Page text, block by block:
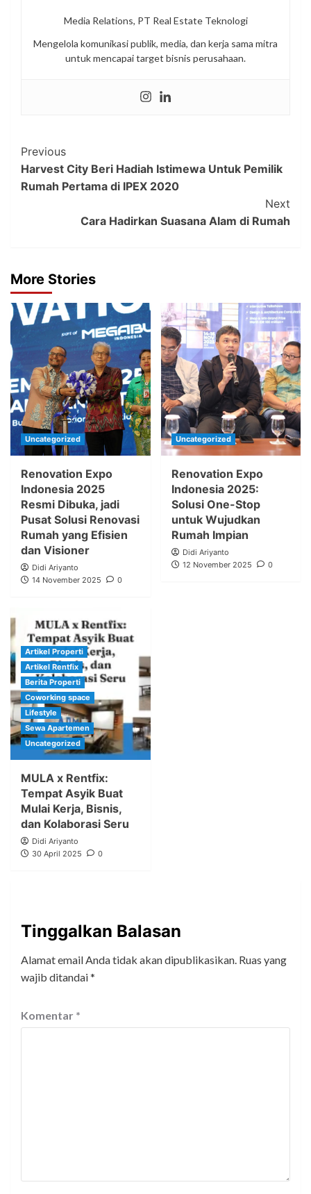
Media Relations, PT Real Estate Teknologi
Mengelola komunikasi publik, media, dan kerja sama mitra
untuk mencapai target bisnis perusahaan.
Post
Navigation
Previous
Harvest City Beri Hadiah Istimewa Untuk Pemilik
Rumah Pertama di IPEX 2020
Next
Cara Hadirkan Suasana Alam di Rumah
More Stories
Uncategorized
Renovation Expo
Indonesia 2025
Resmi Dibuka, jadi
Pusat Solusi Renovasi
Rumah yang Efisien
dan Visioner
Didi Ariyanto
14 November 2025
0
Uncategorized
Renovation Expo
Indonesia 2025:
Solusi One-Stop
untuk Wujudkan
Rumah Impian
Didi Ariyanto
12 November 2025
0
Artikel Properti
Artikel Rentfix
Berita Properti
Coworking space
Lifestyle
Sewa Apartemen
Uncategorized
MULA x Rentfix:
Tempat Asyik Buat
Mulai Kerja, Bisnis,
dan Kolaborasi Seru
Didi Ariyanto
30 April 2025
0
Tinggalkan Balasan
Alamat email Anda tidak akan dipublikasikan. Ruas yang
wajib ditandai*
Komentar *